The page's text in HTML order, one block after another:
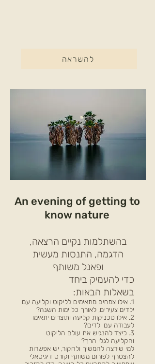
להשראה
בהשתלמות נקיים הרצאה,
הדגמה, התנסות מעשית
ופאנל משותף
כדי להעמיק ביחד
בשאלות הבאות:
1. אילו צמחים מתאימים לליקוט וקליעה עם
ילדים צעירים, לאורך כל ימות השנה?
2. אילו טכניקות קליעה ותוצרים יתאימו
לעבודה עם ילדים?
3. כיצד להנגיש את עולם הליקוט
והקליעה לגלי הרך?
למי שירצה להמשיך ולחקור, יש אפשרות
להצטרף לפורום משותף וקורס דיגיטאלי
An evening of getting to
know nature